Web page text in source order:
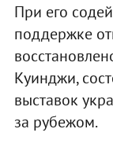
При его
поддержке
Куинджи,
выставок
за рубежом.